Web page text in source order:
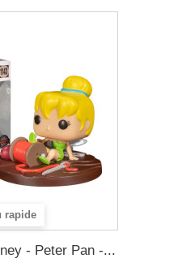
rapide
- Peter Pan -...